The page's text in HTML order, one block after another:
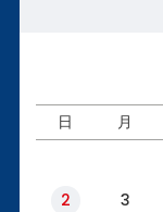
日 月
2
3